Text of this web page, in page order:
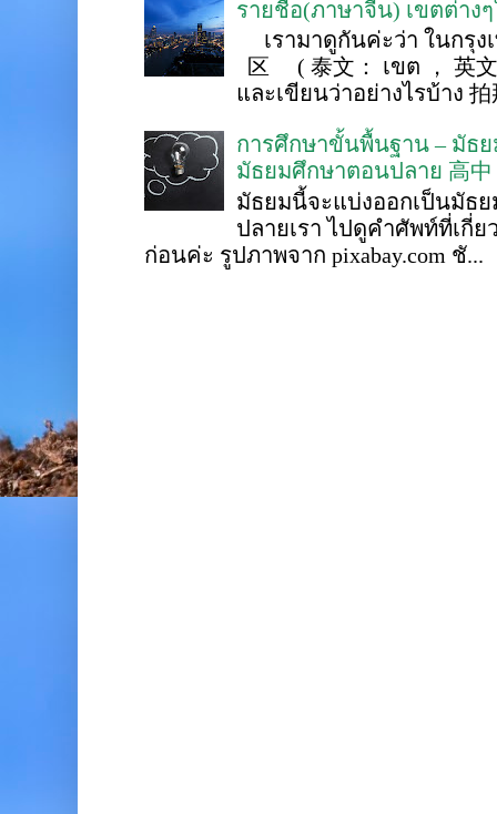
รายชื่อ(ภาษาจีน) เขตต่าง
เรามาดูกันค่ะว่า ในกรุง
区 ( 泰文： เขต ， 英
และเขียนว่าอย่างไรบ้าง 拍
การศึกษาขั้นพื้นฐาน – มัธ
มัธยมศึกษาตอนปลาย 高中
มัธยมนี้จะแบ่งออกเป็นมัธ
ปลายเรา ไปดูคำศัพท์ที่เกี่
ก่อนค่ะ รูปภาพจาก pixabay.com ชั...